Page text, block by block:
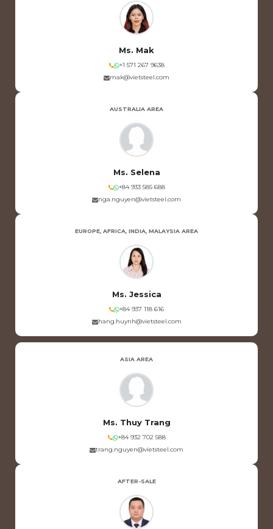
Ms. Mak
+1 571 267 9638
mak@vietsteel.com
AUSTRALIA AREA
Ms. Selena
+84 933 585 688
nga.nguyen@vietsteel.com
EUROPE, AFRICA, INDIA, MALAYSIA AREA
Ms. Jessica
+84 937 118 616
hang.huynh@vietsteel.com
ASIA AREA
Ms. Thuy Trang
+84 932 702 588
trang.nguyen@vietsteel.com
AFTER-SALE